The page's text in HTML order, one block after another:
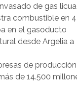
de gas
combustible en 4
en el gasoducto
desde Argelia a
de
de 14.500